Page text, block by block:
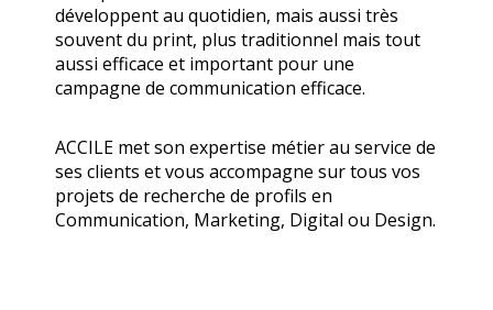
développent au quotidien, mais aussi très
souvent du print, plus traditionnel mais tout
aussi efficace et important pour une
campagne de communication efficace.
ACCILE met son expertise métier au service de
ses clients et vous accompagne sur tous vos
projets de recherche de profils en
Communication, Marketing, Digital ou Design.